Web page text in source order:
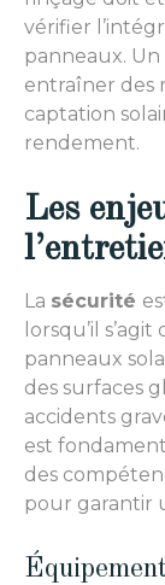
vérifier
panneaux.
entraîner des
captation
rendement.
Les
La sécurité
lorsqu’il
panneaux
des surfaces
accidents
est
des
pour garantir